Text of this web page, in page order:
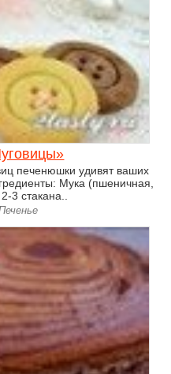
печенюшки удивят ваших
Мука (пшеничная,
3 стакана..